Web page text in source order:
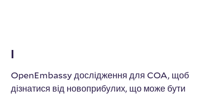
І
OpenEmbassy дослідження для COA, щоб
дізнатися від новоприбулих, що може бути